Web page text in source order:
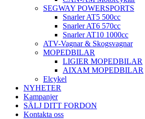
SEGWAY POWERSPORTS
Snarler AT5 500cc
Snarler AT6 570cc
Snarler AT10 1000cc
ATV-Vagnar & Skogsvagnar
MOPEDBILAR
LIGIER MOPEDBILAR
AIXAM MOPEDBILAR
Elcykel
NYHETER
Kampanjer
SÄLJ DITT FORDON
Kontakta oss